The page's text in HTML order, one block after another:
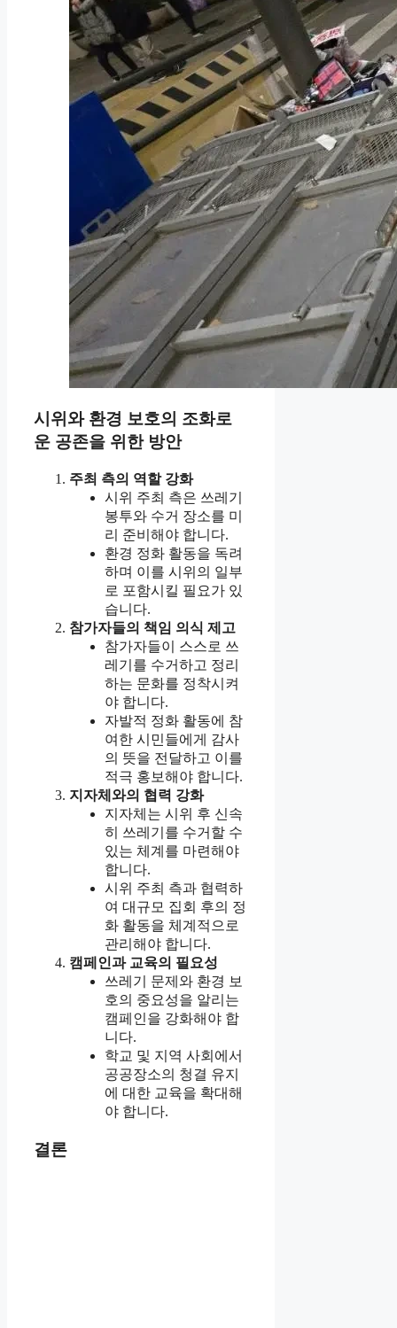
시위와 환경 보호의 조화로
운 공존을 위한 방안
주최 측의 역할 강화
시위 주최 측은 쓰레기
봉투와 수거 장소를 미
리 준비해야 합니다.
환경 정화 활동을 독려
하며 이를 시위의 일부
로 포함시킬 필요가 있
습니다.
참가자들의 책임 의식 제고
참가자들이 스스로 쓰
레기를 수거하고 정리
하는 문화를 정착시켜
야 합니다.
자발적 정화 활동에 참
여한 시민들에게 감사
의 뜻을 전달하고 이를
적극 홍보해야 합니다.
지자체와의 협력 강화
지자체는 시위 후 신속
히 쓰레기를 수거할 수
있는 체계를 마련해야
합니다.
시위 주최 측과 협력하
여 대규모 집회 후의 정
화 활동을 체계적으로
관리해야 합니다.
캠페인과 교육의 필요성
쓰레기 문제와 환경 보
호의 중요성을 알리는
캠페인을 강화해야 합
니다.
학교 및 지역 사회에서
공공장소의 청결 유지
에 대한 교육을 확대해
야 합니다.
결론